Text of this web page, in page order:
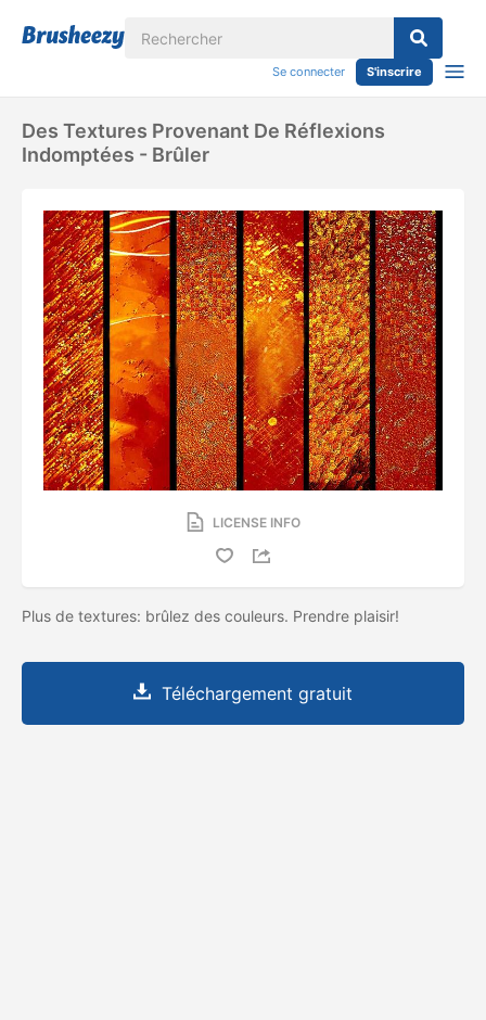
Se connecter S'inscrire
Des Textures Provenant De Réflexions
Indomptées - Brûler
LICENSE INFO
Plus de textures: brûlez des couleurs. Prendre plaisir!
Téléchargement gratuit